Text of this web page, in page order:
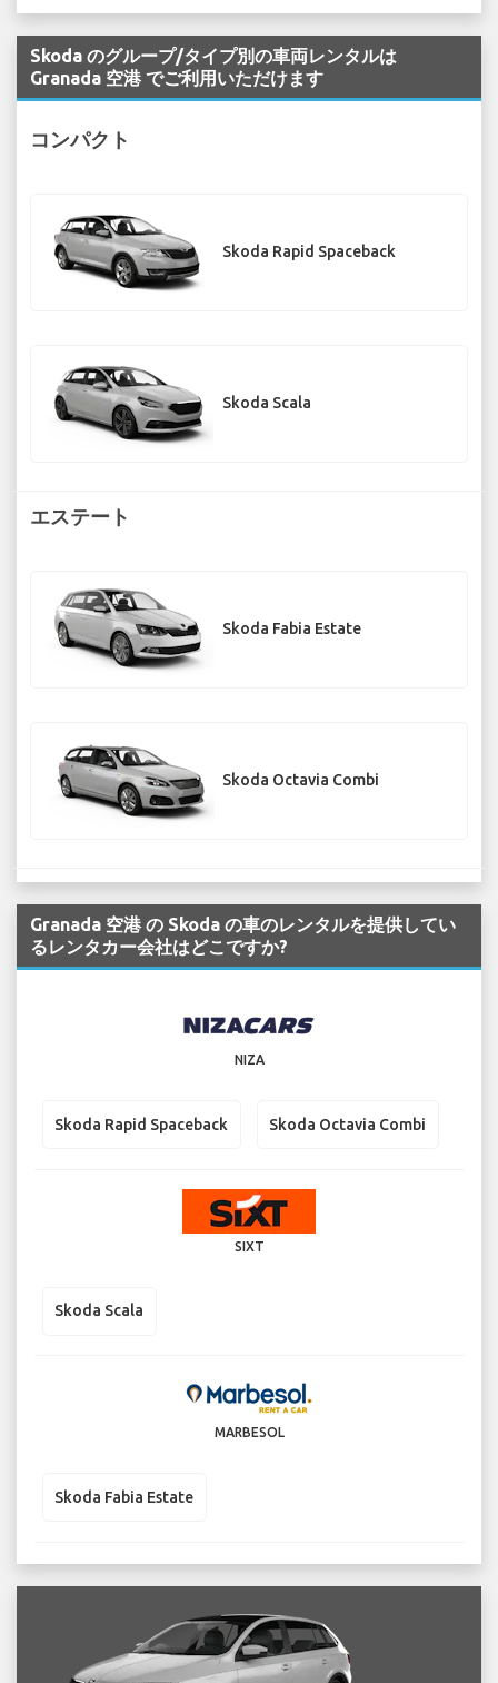
Skoda のグループ/タイプ別の車両レンタルは
Granada 空港 でご利用いただけます
コンパクト
Skoda Rapid Spaceback
Skoda Scala
エステート
Skoda Fabia Estate
Skoda Octavia Combi
Granada 空港 の Skoda の車のレンタルを提供してい
るレンタカー会社はどこですか?
NIZA
Skoda Rapid Spaceback Skoda Octavia Combi
SIXT
Skoda Scala
MARBESOL
Skoda Fabia Estate